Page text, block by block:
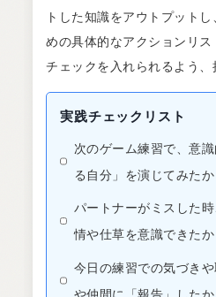
トした知識をアウトプット
めの具体的なアクションリ
チェックを入れられるよう、
実践チェックリスト
次のゲーム練習で、意
る自分」を演じてみたか
パートナーがミスした
情や仕草を意識できたか
今日の練習での気づき
や仲間に「報告」したか